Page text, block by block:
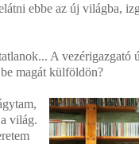
ebbe az új világba,
A vezérigazgató
magát külföldön?
világ.